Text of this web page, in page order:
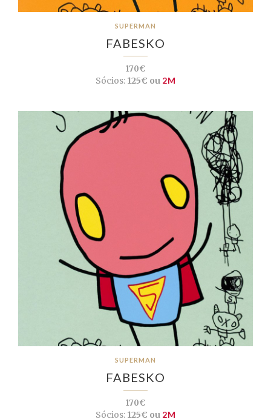
SUPERMAN
FABESKO
170€
Sócios:125€ ou 2M
SUPERMAN
FABESKO
170€
Sócios:125€ ou 2M